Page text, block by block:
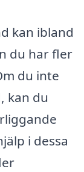
kan ibland
du har fler
du inte
kan du
i dessa